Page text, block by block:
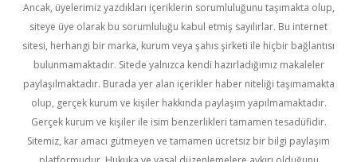
Ancak, üyelerimiz yazdıkları içeriklerin sorumluluğunu taşımakta olup,
siteye üye olarak bu sorumluluğu kabul etmiş sayılırlar. Bu internet
sitesi, herhangi bir marka, kurum veya şahıs şirketi ile hiçbir bağlantısı
bulunmamaktadır. Sitede yalnızca kendi hazırladığımız makaleler
paylaşılmaktadır. Burada yer alan içerikler haber niteliği taşımamakta
olup, gerçek kurum ve kişiler hakkında paylaşım yapılmamaktadır.
Gerçek kurum ve kişiler ile isim benzerlikleri tamamen tesadüfidir.
Sitemiz, kar amacı gütmeyen ve tamamen ücretsiz bir bilgi paylaşım